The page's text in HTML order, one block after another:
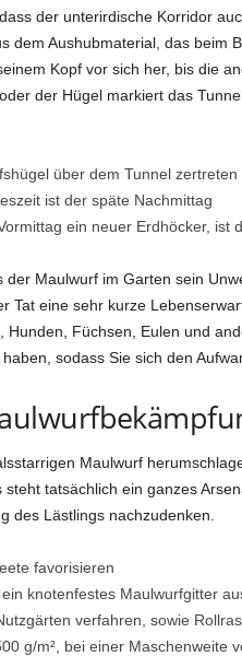
der unterirdische Korridor
dem Aushubmaterial, das beim
Kopf vor sich her, bis die
der Hügel markiert das
über dem Tunnel zertreten
ist der späte Nachmittag
ein neuer Erdhöcker, ist
Maulwurf im Garten sein
Tat eine sehr kurze
Hunden, Füchsen, Eulen und
sodass Sie sich den
Maulwurf
tatsächlich ein ganzes
des Lästlings nachzudenken.
favorisieren
knotenfestes Maulwurfgitter
verfahren, sowie
g/m², bei einer Maschenweite